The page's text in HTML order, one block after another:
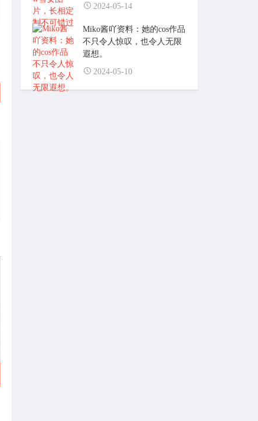
2024-05-14
Miko酱吖资料：她的cos作品
不只令人惊叹，也令人无限
遐想。
2024-05-10